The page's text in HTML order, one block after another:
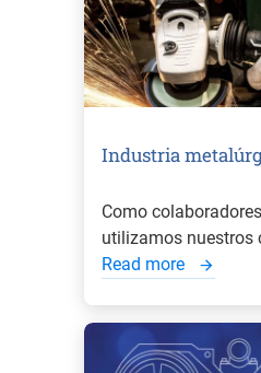
Industria
Como
utilizamos nuestros
Read more